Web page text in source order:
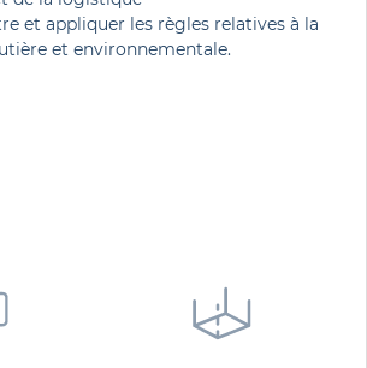
et appliquer les règles relatives à la
et environnementale.